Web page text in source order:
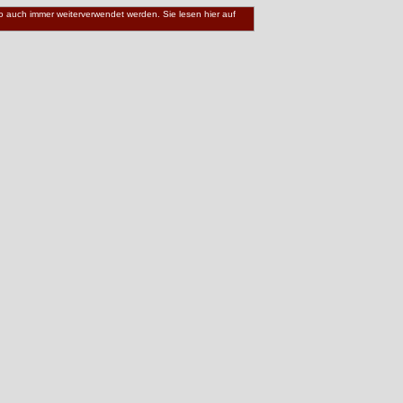
immer weiterverwendet werden. Sie lesen hier auf